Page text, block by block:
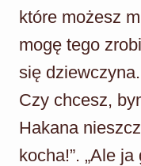
które możesz
mogę tego
się
Czy chcesz,
Hakana
kocha!”. „Ale ja